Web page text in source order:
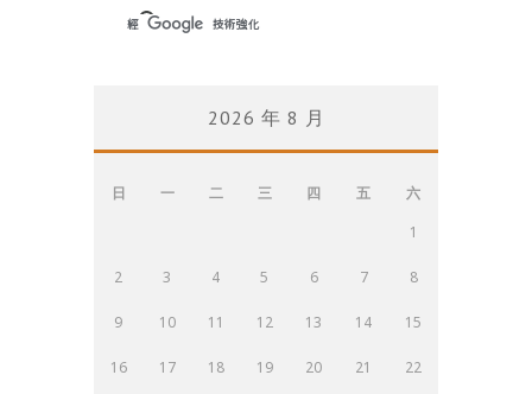
2026 年 8 月
日 一 二 三 四 五
六
1
2 3 4 5 6 7 8
9 10 11 12 13 14 15
16 17 18 19 20 21 22